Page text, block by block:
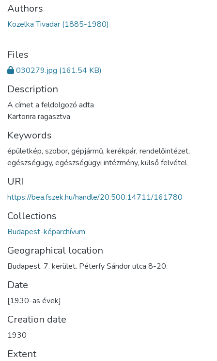
Authors
Kozelka Tivadar (1885-1980)
Files
030279.jpg (161.54 KB)
Description
A címet a feldolgozó adta
Kartonra ragasztva
Keywords
épületkép, szobor, gépjármű, kerékpár, rendelőintézet,
egészségügy, egészségügyi intézmény, külső felvétel
URI
https://bea.fszek.hu/handle/20.500.14711/161780
Collections
Budapest-képarchívum
Geographical location
Budapest. 7. kerület. Péterfy Sándor utca 8-20.
Date
[1930-as évek]
Creation date
1930
Extent